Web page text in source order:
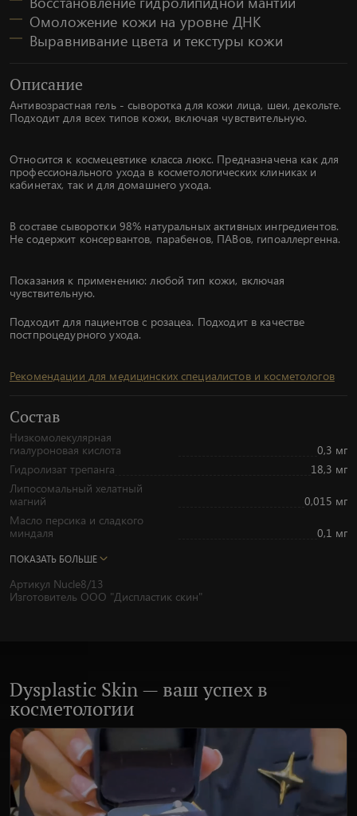
Омоложение кожи на уровне ДНК
Выравнивание цвета и текстуры кожи
Описание
Антивозрастная гель - сыворотка для кожи лица, шеи, декольте.
Подходит для всех типов кожи, включая чувствительную.
Относится к космецевтике класса люкс. Предназначена как для
профессионального ухода в косметологических клиниках и
кабинетах, так и для домашнего ухода.
В составе сыворотки 98% натуральных активных ингредиентов.
Не содержит консервантов, парабенов, ПАВов, гипоаллергенна.
Показания к применению: любой тип кожи, включая
чувствительную.
Подходит для пациентов с розацеа. Подходит в качестве
постпроцедурного ухода.
Рекомендации для медицинских специалистов и косметологов
Состав
Низкомолекулярная
гиалуроновая кислота
0,3 мг
Гидролизат трепанга
18,3 мг
Липосомальный хелатный
магний
0,015 мг
Масло персика и сладкого
миндаля
0,1 мг
ПОКАЗАТЬ БОЛЬШЕ
Артикул Nucle8/13
Изготовитель ООО "Диспластик скин"
Dysplastic Skin — ваш успех в
косметологии